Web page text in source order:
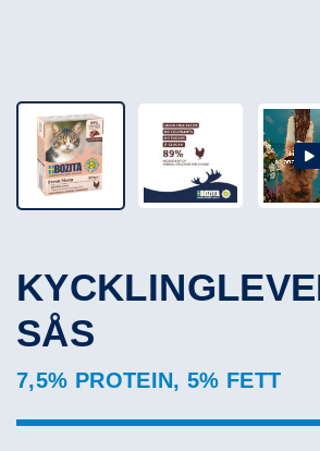
SÅS
7,5% PROTEIN, 5% FETT